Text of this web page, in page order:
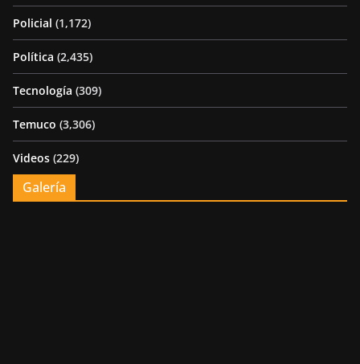
Policial (1,172)
Política (2,435)
Tecnología (309)
Temuco (3,306)
Videos (229)
Galería